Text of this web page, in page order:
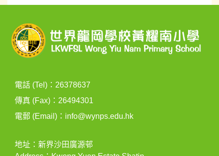
電話 (Tel)：26378637
傳真 (Fax)：26494301
電郵 (Email)： info@wynps.edu.hk
地址：新界沙田廣源邨